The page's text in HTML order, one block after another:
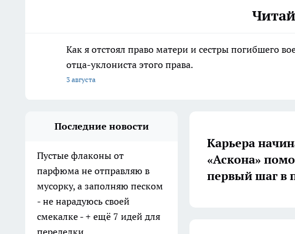
Как я отстоял право матери и сестры погибшего
отца-уклониста этого права.
3 августа
Последние новости
Пустые флаконы от
парфюма не отправляю в
мусорку, а заполняю песком
- не нарадуюсь своей
смекалке - + ещё 7 идей для
Карьера
«Аскона»
первый шаг в